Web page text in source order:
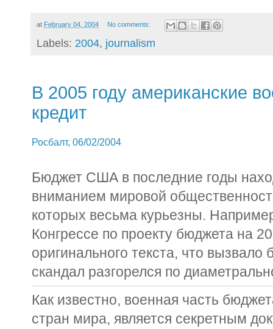
at February 04, 2004 No comments:
Labels: 2004, journalism
В 2005 году американские
кредит
Росбалт, 06/02/2004
Бюджет США в последние годы
вниманием мировой
которых весьма курьезны.
Конгрессе по проекту бюджета на
оригинального текста, что
скандал разгорелся по
Как известно, военная часть
стран мира, является секретным